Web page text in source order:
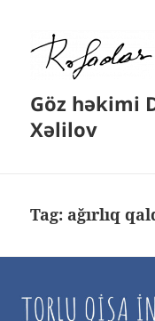
Göz həkimi
Xəlilov
Tag: ağırlıq